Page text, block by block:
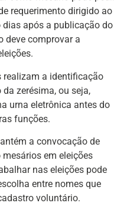
requerimento dirigido ao
após a publicação do
deve comprovar a
realizam a identificação
zerésima, ou seja,
urna eletrônica antes do
funções.
a convocação de
em eleições
nas eleições pode
entre nomes que
voluntário.